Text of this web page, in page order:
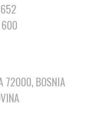
72000, BOSNIA